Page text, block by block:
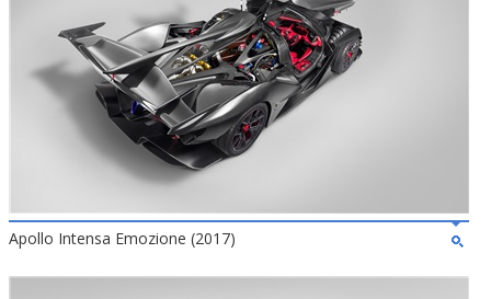
Apollo Intensa Emozione (2017)